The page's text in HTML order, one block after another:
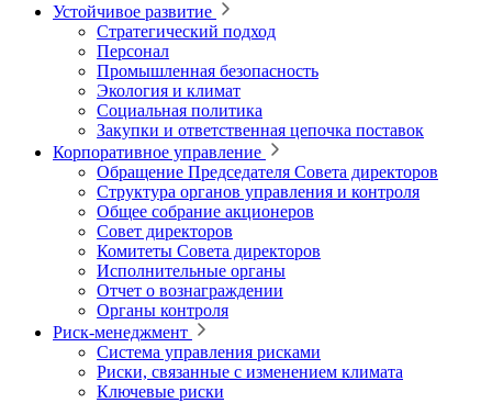
Устойчивое развитие
Стратегический подход
Персонал
Промышленная безопасность
Экология и климат
Социальная политика
Закупки и ответственная цепочка поставок
Корпоративное управление
Обращение Председателя Совета директоров
Структура органов управления и контроля
Общее собрание акционеров
Совет директоров
Комитеты Совета директоров
Исполнительные органы
Отчет о вознаграждении
Органы контроля
Риск-менеджмент
Система управления рисками
Риски, связанные с изменением климата
Ключевые риски